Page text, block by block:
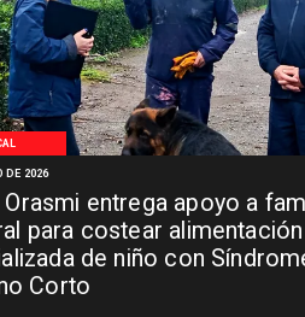
Orasmi entrega apoyo a
para costear alimentación
de niño con
Corto
DE 2026